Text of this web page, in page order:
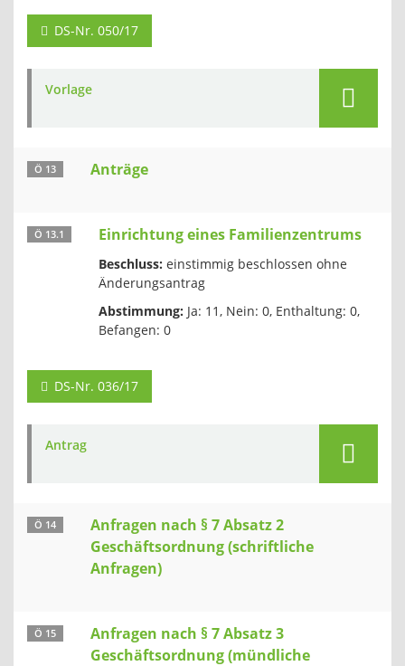
DS-Nr. 050/17
Vorlage
Ö 13 Anträge
Ö 13.1 Einrichtung eines Familienzentrums
Beschluss: einstimmig beschlossen ohne
Änderungsantrag
Abstimmung: Ja: 11, Nein: 0, Enthaltung: 0,
Befangen: 0
DS-Nr. 036/17
Antrag
Ö 14
Anfragen nach § 7 Absatz 2
Geschäftsordnung (schriftliche
Anfragen)
Ö 15
Anfragen nach § 7 Absatz 3
Geschäftsordnung (mündliche